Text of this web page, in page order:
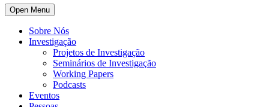
Open Menu
Sobre Nós
Investigação
Projetos de Investigação
Seminários de Investigação
Working Papers
Podcasts
Eventos